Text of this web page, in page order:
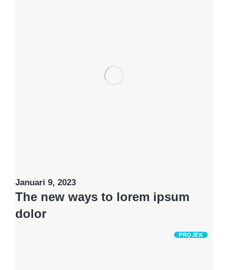
Januari 9, 2023
The new ways to lorem ipsum
dolor
PROJEK